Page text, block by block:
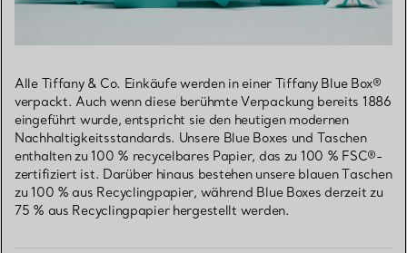
Alle Tiffany & Co. Einkäufe werden in einer Tiffany Blue Box®
verpackt. Auch wenn diese berühmte Verpackung bereits 1886
eingeführt wurde, entspricht sie den heutigen modernen
Nachhaltigkeitsstandards. Unsere Blue Boxes und Taschen
enthalten zu 100 % recycelbares Papier, das zu 100 % FSC®-
zertifiziert ist. Darüber hinaus bestehen unsere blauen Taschen
zu 100 % aus Recyclingpapier, während Blue Boxes derzeit zu
75 % aus Recyclingpapier hergestellt werden.